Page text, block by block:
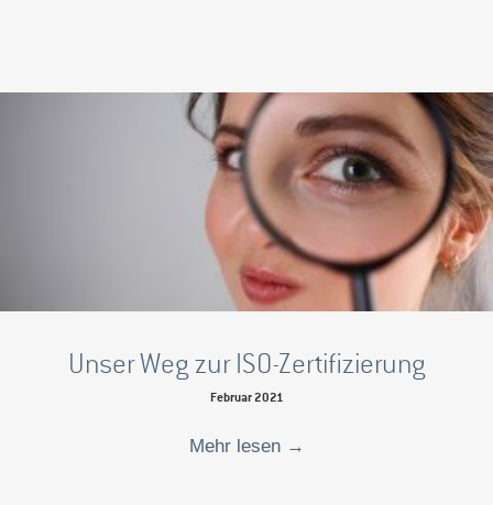
Unser Weg zur ISO-Zertifizierung
Februar 2021
Mehr lesen →